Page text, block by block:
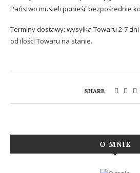
Państwo musieli ponieść bezpośrednie
Terminy dostawy: wysyłka Towaru 2-7
od ilości Towaru na stanie.
SHARE
O MNIE